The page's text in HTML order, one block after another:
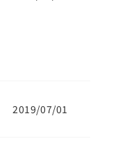
2019/07/01